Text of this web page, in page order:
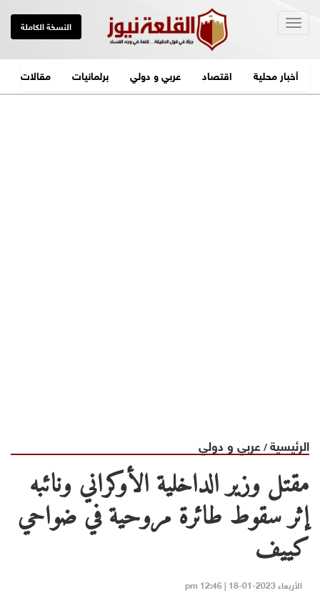
النسخة الكاملة
أخبار محلية اقتصاد عربي و دولي برلمانيات مقالات
الرئيسية/ عربي و دولي
مقتل وزير الداخلية الأوكراني ونائبه
إثر سقوط طائرة مروحية في ضواحي
كييف
الأربعاء 2023-01-18 | 12:46 pm